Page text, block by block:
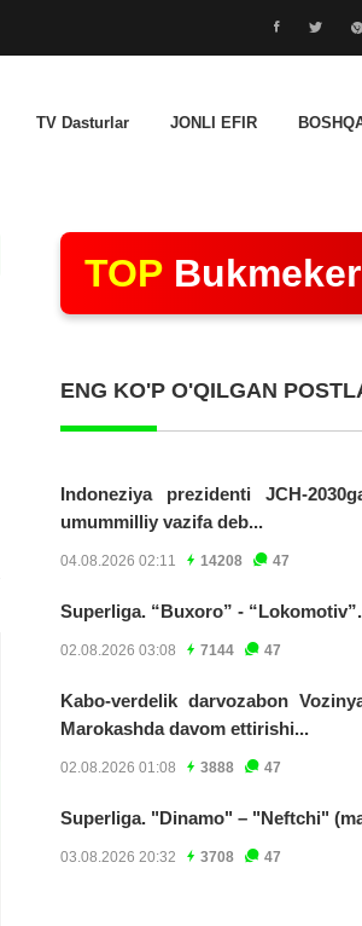
TV Dasturlar JONLI EFIR
TOP
ENG KO'P O'QILGAN
Indoneziya prezidenti JCH-
umummilliy vazifa deb...
04.08.2026 02:11 14208 47
Superliga. “Buxoro” -
02.08.2026 03:08 7144 47
Kabo-verdelik darvozabon
Marokashda davom ettirishi...
02.08.2026 01:08 3888 47
Superliga. "Dinamo" – "Neftchi"
03.08.2026 20:32 3708 47